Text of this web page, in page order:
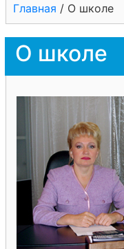
Главная / О школе
О школе